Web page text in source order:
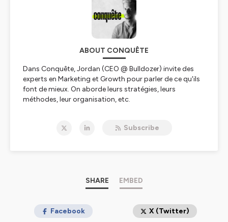
ABOUT CONQUÊTE
Dans Conquête, Jordan (CEO @ Bulldozer) invite des
experts en Marketing et Growth pour parler de ce qu'ils
font de mieux. On aborde leurs stratégies, leurs
méthodes, leur organisation, etc.
confidentialite
pour plus d'informations.
Subscribe
SHARE EMBED
Facebook X (Twitter)